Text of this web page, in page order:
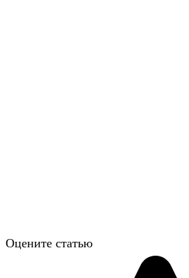
Оцените статью